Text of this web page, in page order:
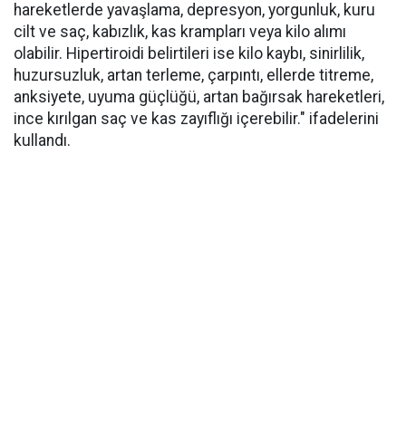
hareketlerde yavaşlama, depresyon, yorgunluk, kuru
cilt ve saç, kabızlık, kas krampları veya kilo alımı
olabilir. Hipertiroidi belirtileri ise kilo kaybı, sinirlilik,
huzursuzluk, artan terleme, çarpıntı, ellerde titreme,
anksiyete, uyuma güçlüğü, artan bağırsak hareketleri,
ince kırılgan saç ve kas zayıflığı içerebilir." ifadelerini
kullandı.